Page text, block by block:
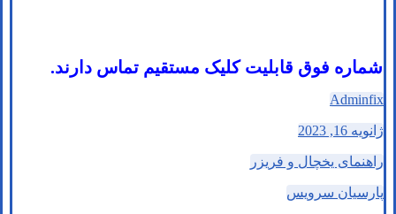
شماره فوق قابلیت کلیک مستقیم تماس دارند.
Adminfix
ژانویه 16, 2023
راهنمای یخچال و فریزر
پارسیان سرویس